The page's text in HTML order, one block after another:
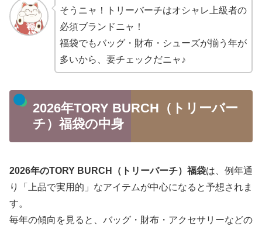
そうニャ！トリーバーチはオシャレ上級者の
必須ブランドニャ！
福袋でもバッグ・財布・シューズが揃う年が
多いから、要チェックだニャ♪
2026年TORY BURCH（トリーバー
チ）福袋の中身
2026年のTORY BURCH（トリーバーチ）福袋は、例年通
り「上品で実用的」なアイテムが中心になると予想されま
す。
毎年の傾向を見ると、バッグ・財布・アクセサリーなどの